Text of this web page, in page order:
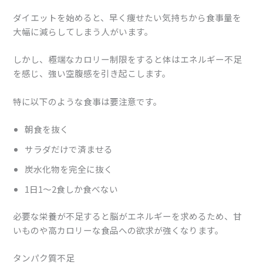
ダイエットを始めると、早く痩せたい気持ちから食事量を
大幅に減らしてしまう人がいます。
しかし、極端なカロリー制限をすると体はエネルギー不足
を感じ、強い空腹感を引き起こします。
特に以下のような食事は要注意です。
朝食を抜く
サラダだけで済ませる
炭水化物を完全に抜く
1日1〜2食しか食べない
必要な栄養が不足すると脳がエネルギーを求めるため、甘
いものや高カロリーな食品への欲求が強くなります。
タンパク質不足